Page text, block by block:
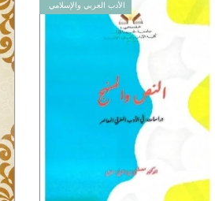
الأدب العربي والإسلامي